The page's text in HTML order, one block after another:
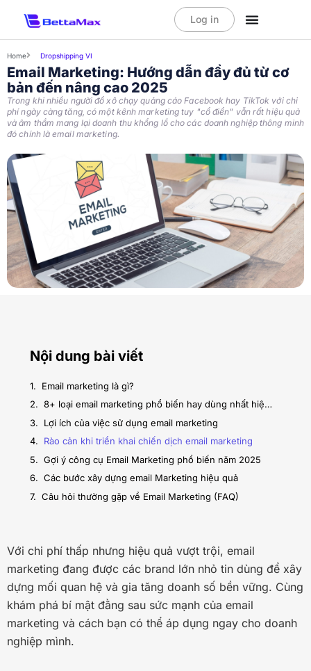
Log in
Home Dropshipping VI
Email Marketing: Hướng dẫn đầy đủ từ cơ
bản đến nâng cao 2025
Trong khi nhiều người đổ xô chạy quảng cáo Facebook hay TikTok với chi
phí ngày càng tăng, có một kênh marketing tuy "cổ điển" vẫn rất hiệu quả
và âm thầm mang lại doanh thu khổng lồ cho các doanh nghiệp thông minh
đó chính là email marketing.
Nội dung bài viết
Email marketing là gì?
8+ loại email marketing phổ biến hay dùng nhất hiện nay
Lợi ích của việc sử dụng email marketing
Rào cản khi triển khai chiến dịch email marketing
Gợi ý công cụ Email Marketing phổ biến năm 2025
Các bước xây dựng email Marketing hiệu quả
Câu hỏi thường gặp về Email Marketing (FAQ)
Với chi phí thấp nhưng hiệu quả vượt trội, email
marketing đang được các brand lớn nhỏ tin dùng để xây
dựng mối quan hệ và gia tăng doanh số bền vững. Cùng
khám phá bí mật đằng sau sức mạnh của email
marketing và cách bạn có thể áp dụng ngay cho doanh
nghiệp mình.